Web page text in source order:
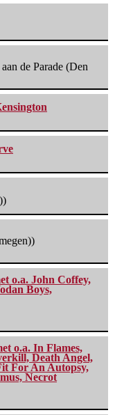
de Parade (Den
o.a. John Coffey,
Boys,
o.a. In Flames,
Death Angel,
For An Autopsy,
Necrot